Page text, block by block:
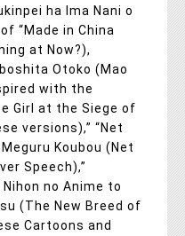
ha Ima Nani o
“Made in China
at Now?),
Otoko (Mao
with the
Girl at the Siege of
versions),” “Net
Koubou (Net
Speech),”
no Anime to
(The New Breed of
Cartoons and